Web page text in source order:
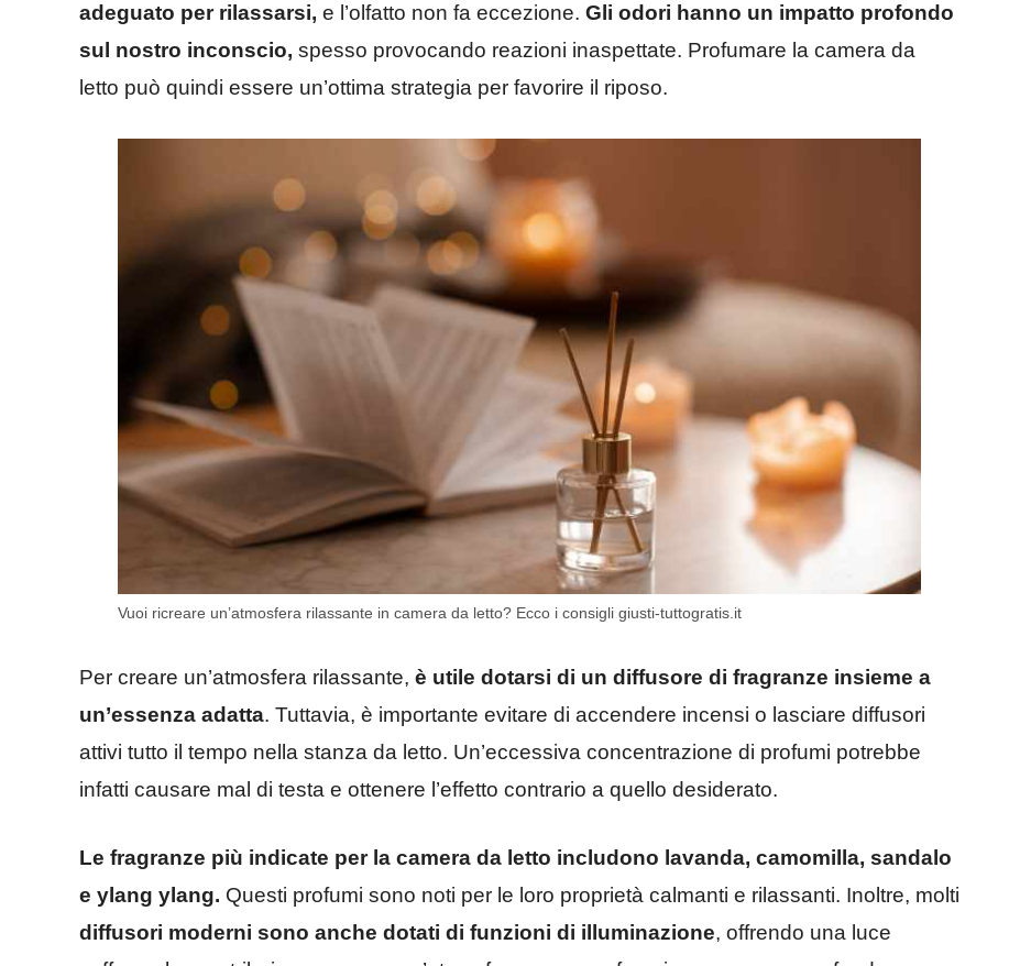
adeguato per rilassarsi, e l’olfatto non fa eccezione. Gli odori hanno un impatto profondo
sul nostro inconscio, spesso provocando reazioni inaspettate. Profumare la camera da
letto può quindi essere un’ottima strategia per favorire il riposo.
Vuoi ricreare un’atmosfera rilassante in camera da letto? Ecco i consigli giusti-tuttogratis.it
Per creare un’atmosfera rilassante, è utile dotarsi di un diffusore di fragranze insieme a
un’essenza adatta. Tuttavia, è importante evitare di accendere incensi o lasciare diffusori
attivi tutto il tempo nella stanza da letto. Un’eccessiva concentrazione di profumi potrebbe
infatti causare mal di testa e ottenere l’effetto contrario a quello desiderato.
Le fragranze più indicate per la camera da letto includono lavanda, camomilla, sandalo
e ylang ylang. Questi profumi sono noti per le loro proprietà calmanti e rilassanti. Inoltre, molti
diffusori moderni sono anche dotati di funzioni di illuminazione, offrendo una luce